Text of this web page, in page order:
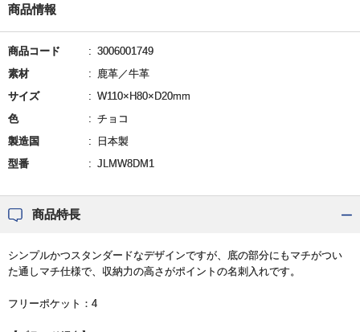
商品情報
商品コード
3006001749
素材
鹿革／牛革
サイズ
W110×H80×D20mm
色
チョコ
製造国
日本製
型番
JLMW8DM1
商品特長
シンプルかつスタンダードなデザインですが、底の部分にもマチがつい
た通しマチ仕様で、収納力の高さがポイントの名刺入れです。
フリーポケット：4